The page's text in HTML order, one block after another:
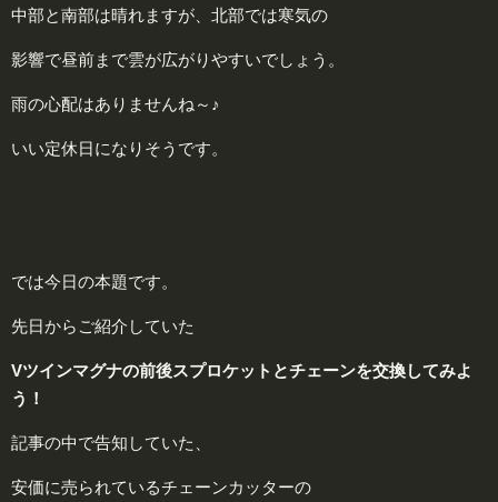
中部と南部は晴れますが、北部では寒気の
影響で昼前まで雲が広がりやすいでしょう。
雨の心配はありませんね～♪
いい定休日になりそうです。
では今日の本題です。
先日からご紹介していた
Vツインマグナの前後スプロケットとチェーンを交換してみよ
う！
記事の中で告知していた、
安価に売られているチェーンカッターの